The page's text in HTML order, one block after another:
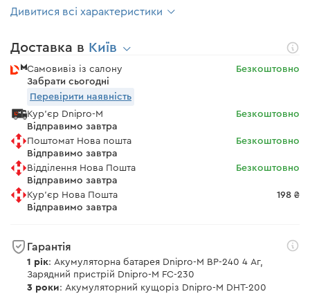
Дивитися всі характеристики
Доставка в Київ
Самовивіз із салону
Забрати сьогодні
Безкоштовно
Перевірити наявність
Кур'єр Dnipro-M
Відправимо завтра
Безкоштовно
Поштомат Нова пошта
Відправимо завтра
Безкоштовно
Відділення Нова Пошта
Відправимо завтра
Безкоштовно
Кур'єр Нова Пошта
Відправимо завтра
198 ₴
Гарантія
1 рік: Акумуляторна батарея Dnipro-M BP-240 4 Аг,
Зарядний пристрій Dnipro-M FC-230
3 роки: Акумуляторний кущоріз Dnipro-M DHT-200